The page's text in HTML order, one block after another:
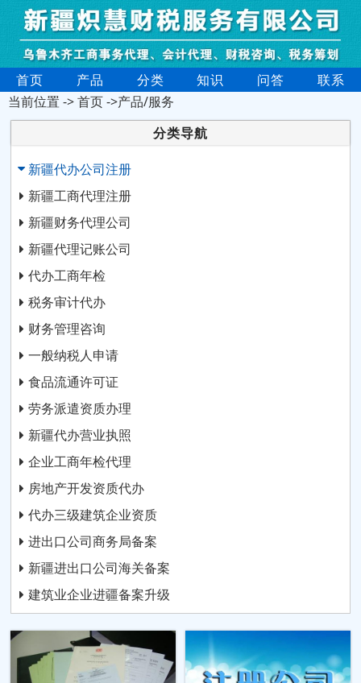
首页 产品 分类 知识 问答
联系
当前位置 ->首页->产品/服务
分类导航
新疆代办公司注册
新疆工商代理注册
新疆财务代理公司
新疆代理记账公司
代办工商年检
税务审计代办
财务管理咨询
一般纳税人申请
食品流通许可证
劳务派遣资质办理
新疆代办营业执照
企业工商年检代理
房地产开发资质代办
代办三级建筑企业资质
进出口公司商务局备案
新疆进出口公司海关备案
建筑业企业进疆备案升级